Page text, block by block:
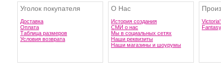
Уголок покупателя
Доставка
Оплата
Таблица размеров
Условия возврата
О Нас
История создания
СМИ о нас
Мы в социальных сетях
Наши реквизиты
Наши магазины и шоурумы